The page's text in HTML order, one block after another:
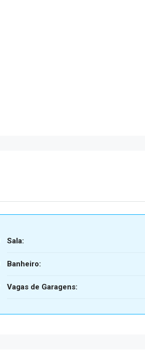
Sala:
Banheiro:
Vagas de Garagens: